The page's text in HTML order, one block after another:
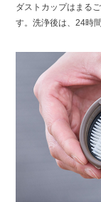
ダストカップはまる
す。洗浄後は、24時